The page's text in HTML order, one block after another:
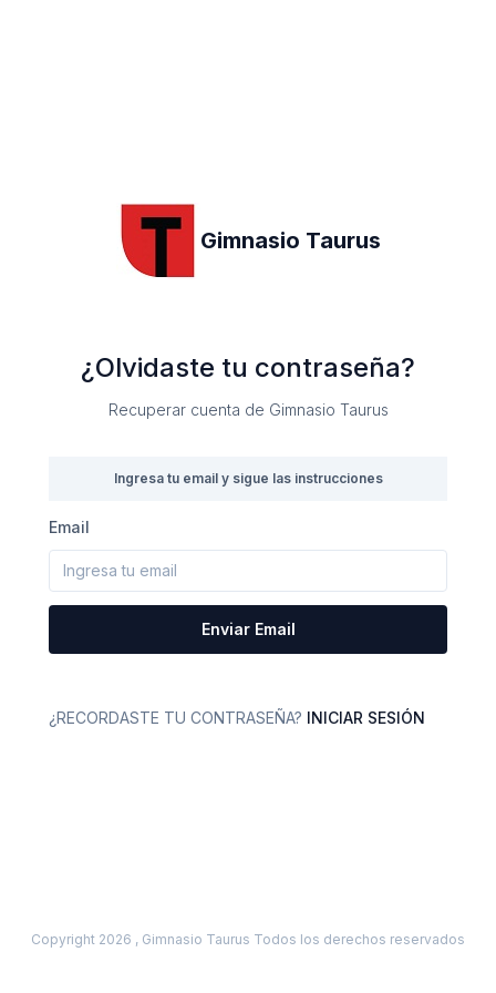
Gimnasio Taurus
¿Olvidaste tu contraseña?
Recuperar cuenta de Gimnasio Taurus
Ingresa tu email y sigue las instrucciones
Email
Enviar Email
¿RECORDASTE TU CONTRASEÑA? INICIAR SESIÓN
Copyright 2026 , Gimnasio Taurus Todos los derechos reservados